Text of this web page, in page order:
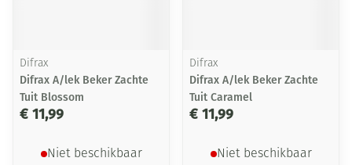
Difrax
Difrax A/lek Beker Zachte
Tuit Blossom
€ 11,99
Niet beschikbaar
Difrax
Difrax A/lek Beker Zachte
Tuit Caramel
€ 11,99
Niet beschikbaar